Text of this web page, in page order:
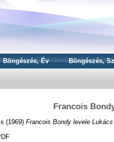
Böngészés, Év Böngészés,
Francois
(1969) Francois Bondy levele